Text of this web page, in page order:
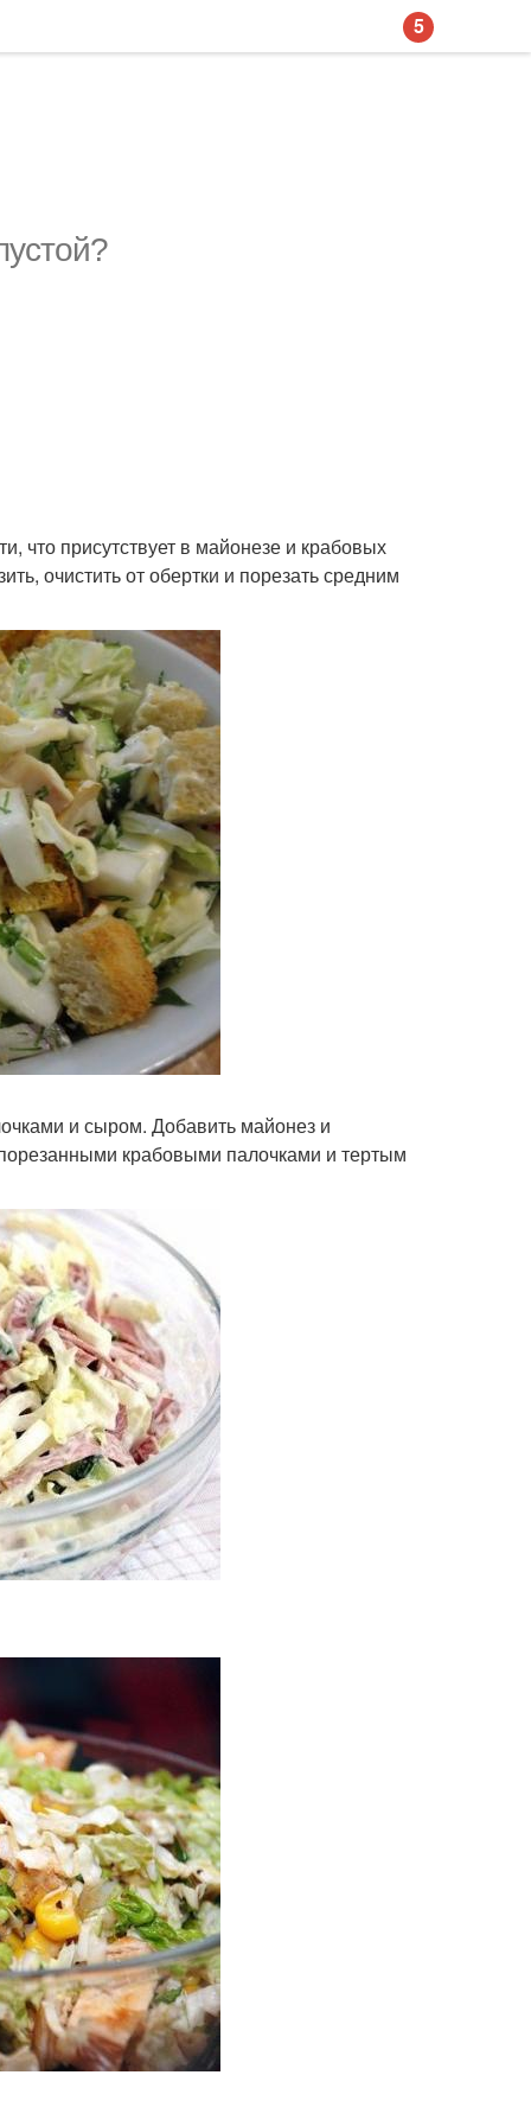
что присутствует в майонезе и крабовых
очистить от обертки и порезать средним
и сыром. Добавить майонез и
крабовыми палочками и тертым
5